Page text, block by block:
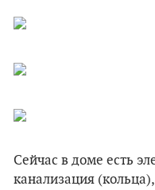
Сейчас в доме есть
канализация